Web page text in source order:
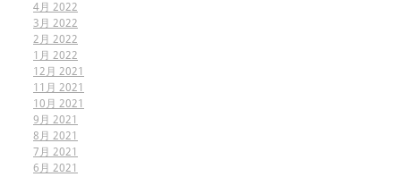
4月 2022
3月 2022
2月 2022
1月 2022
12月 2021
11月 2021
10月 2021
9月 2021
8月 2021
7月 2021
6月 2021